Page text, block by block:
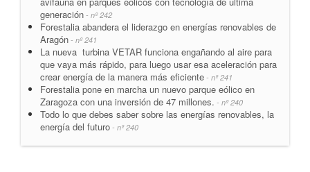
generación - nº 242
Forestalia abandera el liderazgo en energías renovables de
Aragón - nº 241
La nueva turbina VETAR funciona engañando al aire para
que vaya más rápido, para luego usar esa aceleración para
crear energía de la manera más eficiente - nº 241
Forestalia pone en marcha un nuevo parque eólico en
Zaragoza con una inversión de 47 millones. - nº 240
Todo lo que debes saber sobre las energías renovables, la
energía del futuro - nº 240